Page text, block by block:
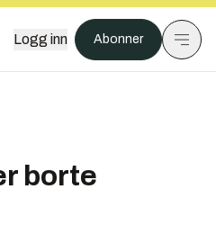
Logg inn Abonner
borte